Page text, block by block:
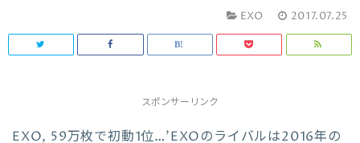
EXO 2017.07.25
スポンサーリンク
EXO, 59万枚で初動1位…’EXOのライバルは2016年の